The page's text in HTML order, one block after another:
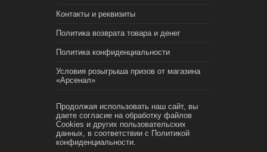
Контакты и реквизиты
Политика возврата товара и денег
Политика конфиденциальности
Условия розыгрыша призов от магазина
«Арсенал»
Продолжая использовать наш сайт, вы
даете согласие на обработку файлов
Cookies и других пользовательских
данных, в соответствии с Политикой
конфиденциальности.